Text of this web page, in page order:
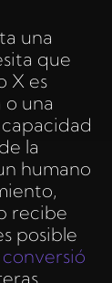
una
que
X es
una
la
humano
recibe
posible